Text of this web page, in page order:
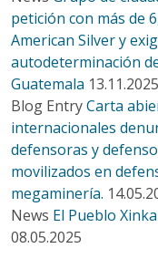
petición con más de
American Silver y
autodeterminación
Guatemala 13.11.2025
Blog EntryCarta
internacionales
defensoras y
movilizados en
megaminería.
News El Pueblo
08.05.2025